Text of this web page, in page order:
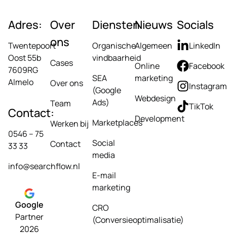
Adres:
Twentepoort
Oost 55b
7609RG
Almelo
Contact:
0546 – 75
33 33
info@searchflow.nl
Google
Partner
2026
Over
ons
Cases
Over ons
Team
Werken bij
Contact
Diensten
Organische
vindbaarheid
SEA
(Google
Ads)
Marketplaces
Social
media
E-mail
marketing
CRO
(Conversieoptimalisatie)
Nieuws
Algemeen
Online
marketing
Webdesign
Development
Socials
LinkedIn
Facebook
Instagram
TikTok